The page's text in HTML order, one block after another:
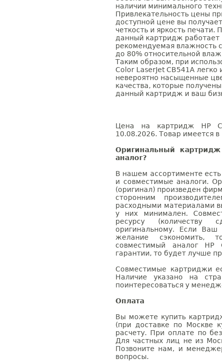
наличии минимального
Привлекательность цены
доступной цене вы
четкость и яркость печати.
данный картридж работает
рекомендуемая влажность
до 80% относительной
Таким образом, при
Color LaserJet CB541A
невероятно насыщенные
качества, которые
данный картридж и ваш
Цена на картридж HP
10.08.2026. Товар имеется в
Оригинальный
аналог?
В нашем ассортименте
и совместимые аналоги.
(оригинал) произведен
сторонним
расходными материалами
у них минимален.
ресурсу (количеству
оригинальному. Если
желание сэкономить,
совместимый аналог
гарантии, то будет лучше
Совместимые картриджи
Наличие указано на
поинтересоваться у
Оплата
Вы можете купить
(при доставке по Москве
расчету. При оплате по
Для частных лиц не из
Позвоните нам, и
вопросы.